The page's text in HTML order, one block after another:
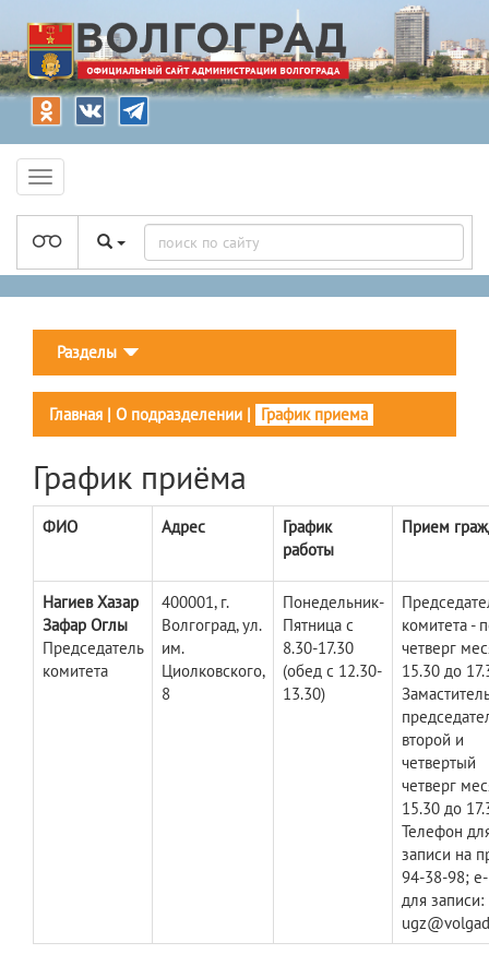
Разделы
Главная | О подразделении | График приема
График приёма
ФИО Адрес
График
работы
Прием
Нагиев Хазар
Зафар Оглы
Председатель
комитета
400001, г.
Волгоград, ул.
им.
Циолковского,
8
Понедельник-
Пятница с
8.30-17.30
(обед с 12.30-
13.30)
комитета -
четверг
15.30 до
второй и
четвертый
четверг
15.30 до
Телефон
записи на
94-38-98;
для записи: